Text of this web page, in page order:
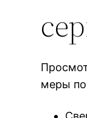
меры